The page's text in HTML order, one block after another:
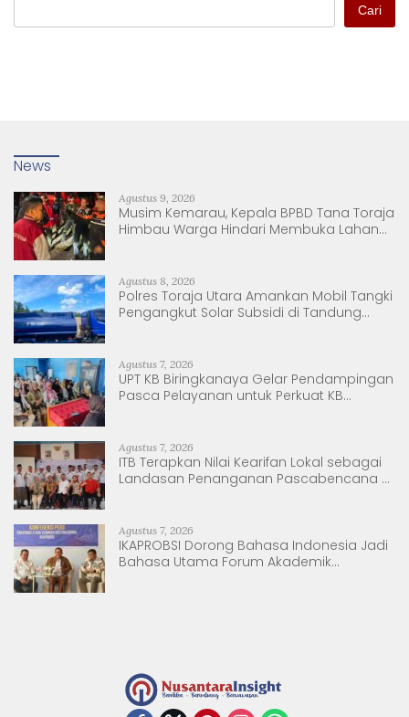
Cari
News
Agustus 9, 2026
Musim Kemarau, Kepala BPBD Tana Toraja
Himbau Warga Hindari Membuka Lahan
Agustus 8, 2026
Polres Toraja Utara Amankan Mobil Tangki
Pengangkut Solar Subsidi di Tandung
Agustus 7, 2026
UPT KB Biringkanaya Gelar Pendampingan
Pasca Pelayanan untuk Perkuat KB
Agustus 7, 2026
ITB Terapkan Nilai Kearifan Lokal sebagai
Landasan Penanganan Pascabencana di
Agustus 7, 2026
IKAPROBSI Dorong Bahasa Indonesia Jadi
Bahasa Utama Forum Akademik